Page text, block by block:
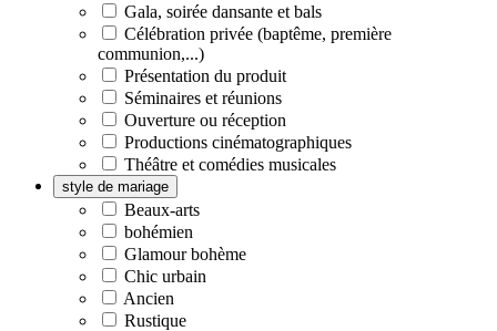
Gala, soirée dansante et bals
Célébration privée (baptême, première
communion,...)
Présentation du produit
Séminaires et réunions
Ouverture ou réception
Productions cinématographiques
Théâtre et comédies musicales
style de mariage
Beaux-arts
bohémien
Glamour bohème
Chic urbain
Ancien
Rustique